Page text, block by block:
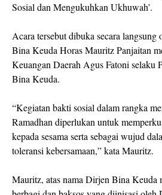
Sosial dan Mengukuhkan Ukhuwah’.
Acara tersebut dibuka secara langsung
Bina Keuda Horas Mauritz Panjaitan
Keuangan Daerah Agus Fatoni selaku
Bina Keuda.
“Kegiatan bakti sosial dalam rangka
Ramadhan diperlukan untuk
kepada sesama serta sebagai wujud
toleransi kebersamaan,” kata Mauritz.
Mauritz, atas nama Dirjen Bina Keuda